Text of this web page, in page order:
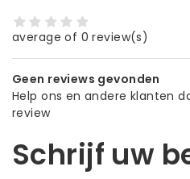
average of 0 review(s)
Geen reviews gevonden
Help ons en andere klanten
review
Schrijf uw